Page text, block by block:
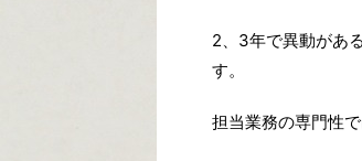
2、3年で異動があ
す。
担当業務の専門性